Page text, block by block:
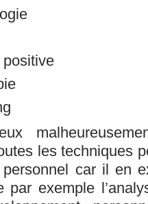
les techniques
personnel car il en
par exemple